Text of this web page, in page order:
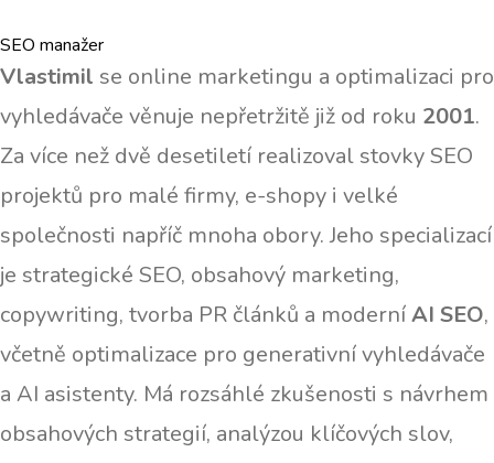
SEO manažer
Vlastimil se online marketingu a optimalizaci pro
vyhledávače věnuje nepřetržitě již od roku 2001.
Za více než dvě desetiletí realizoval stovky SEO
projektů pro malé firmy, e-shopy i velké
společnosti napříč mnoha obory. Jeho specializací
je strategické SEO, obsahový marketing,
copywriting, tvorba PR článků a moderníAI SEO,
včetně optimalizace pro generativní vyhledávače
a AI asistenty. Má rozsáhlé zkušenosti s návrhem
obsahových strategií, analýzou klíčových slov,